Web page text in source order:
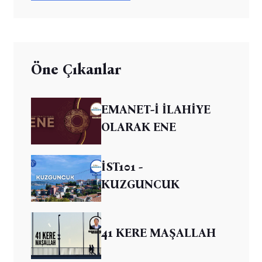
Öne Çıkanlar
EMANET-İ İLAHİYE
OLARAK ENE
İST101 -
KUZGUNCUK
41 KERE MAŞALLAH